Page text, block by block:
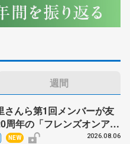
週間
さんら第1回メンバーが友
年の「フレンズオンアイ
二さん、有川梨絵さん、
NEW 2026.08.06